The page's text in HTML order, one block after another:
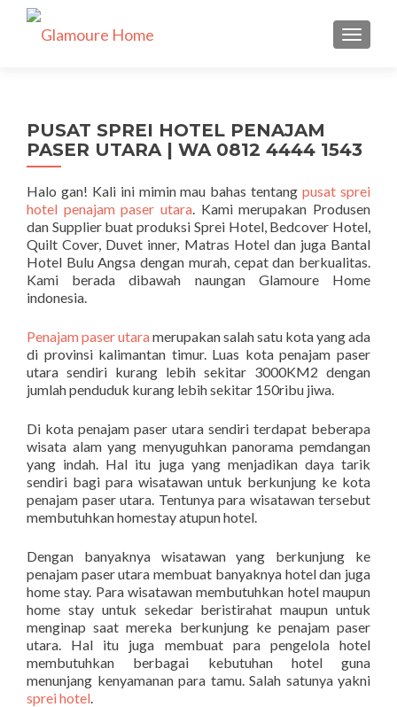
TUKAR
PUSAT SPREI HOTEL PENAJAM
PASER UTARA | WA 0812 4444 1543
Halo gan! Kali ini mimin mau bahas tentangpusat sprei
hotel penajam paser utara. Kami merupakan Produsen
dan Supplier buat produksi Sprei Hotel, Bedcover Hotel,
Quilt Cover, Duvet inner, Matras Hotel dan juga Bantal
Hotel Bulu Angsa dengan murah, cepat dan berkualitas.
Kami berada dibawah naungan Glamoure Home
indonesia.
Penajam paser utaramerupakan salah satu kota yang ada
di provinsi kalimantan timur. Luas kota penajam paser
utara sendiri kurang lebih sekitar 3000KM2 dengan
jumlah penduduk kurang lebih sekitar 150ribu jiwa.
Di kota penajam paser utara sendiri terdapat beberapa
wisata alam yang menyuguhkan panorama pemdangan
yang indah. Hal itu juga yang menjadikan daya tarik
sendiri bagi para wisatawan untuk berkunjung ke kota
penajam paser utara. Tentunya para wisatawan tersebut
membutuhkan homestay atupun hotel.
Dengan banyaknya wisatawan yang berkunjung ke
penajam paser utara membuat banyaknya hotel dan juga
home stay. Para wisatawan membutuhkan hotel maupun
home stay untuk sekedar beristirahat maupun untuk
menginap saat mereka berkunjung ke penajam paser
utara. Hal itu juga membuat para pengelola hotel
membutuhkan berbagai kebutuhan hotel guna
menunjang kenyamanan para tamu. Salah satunya yakni
sprei hotel.